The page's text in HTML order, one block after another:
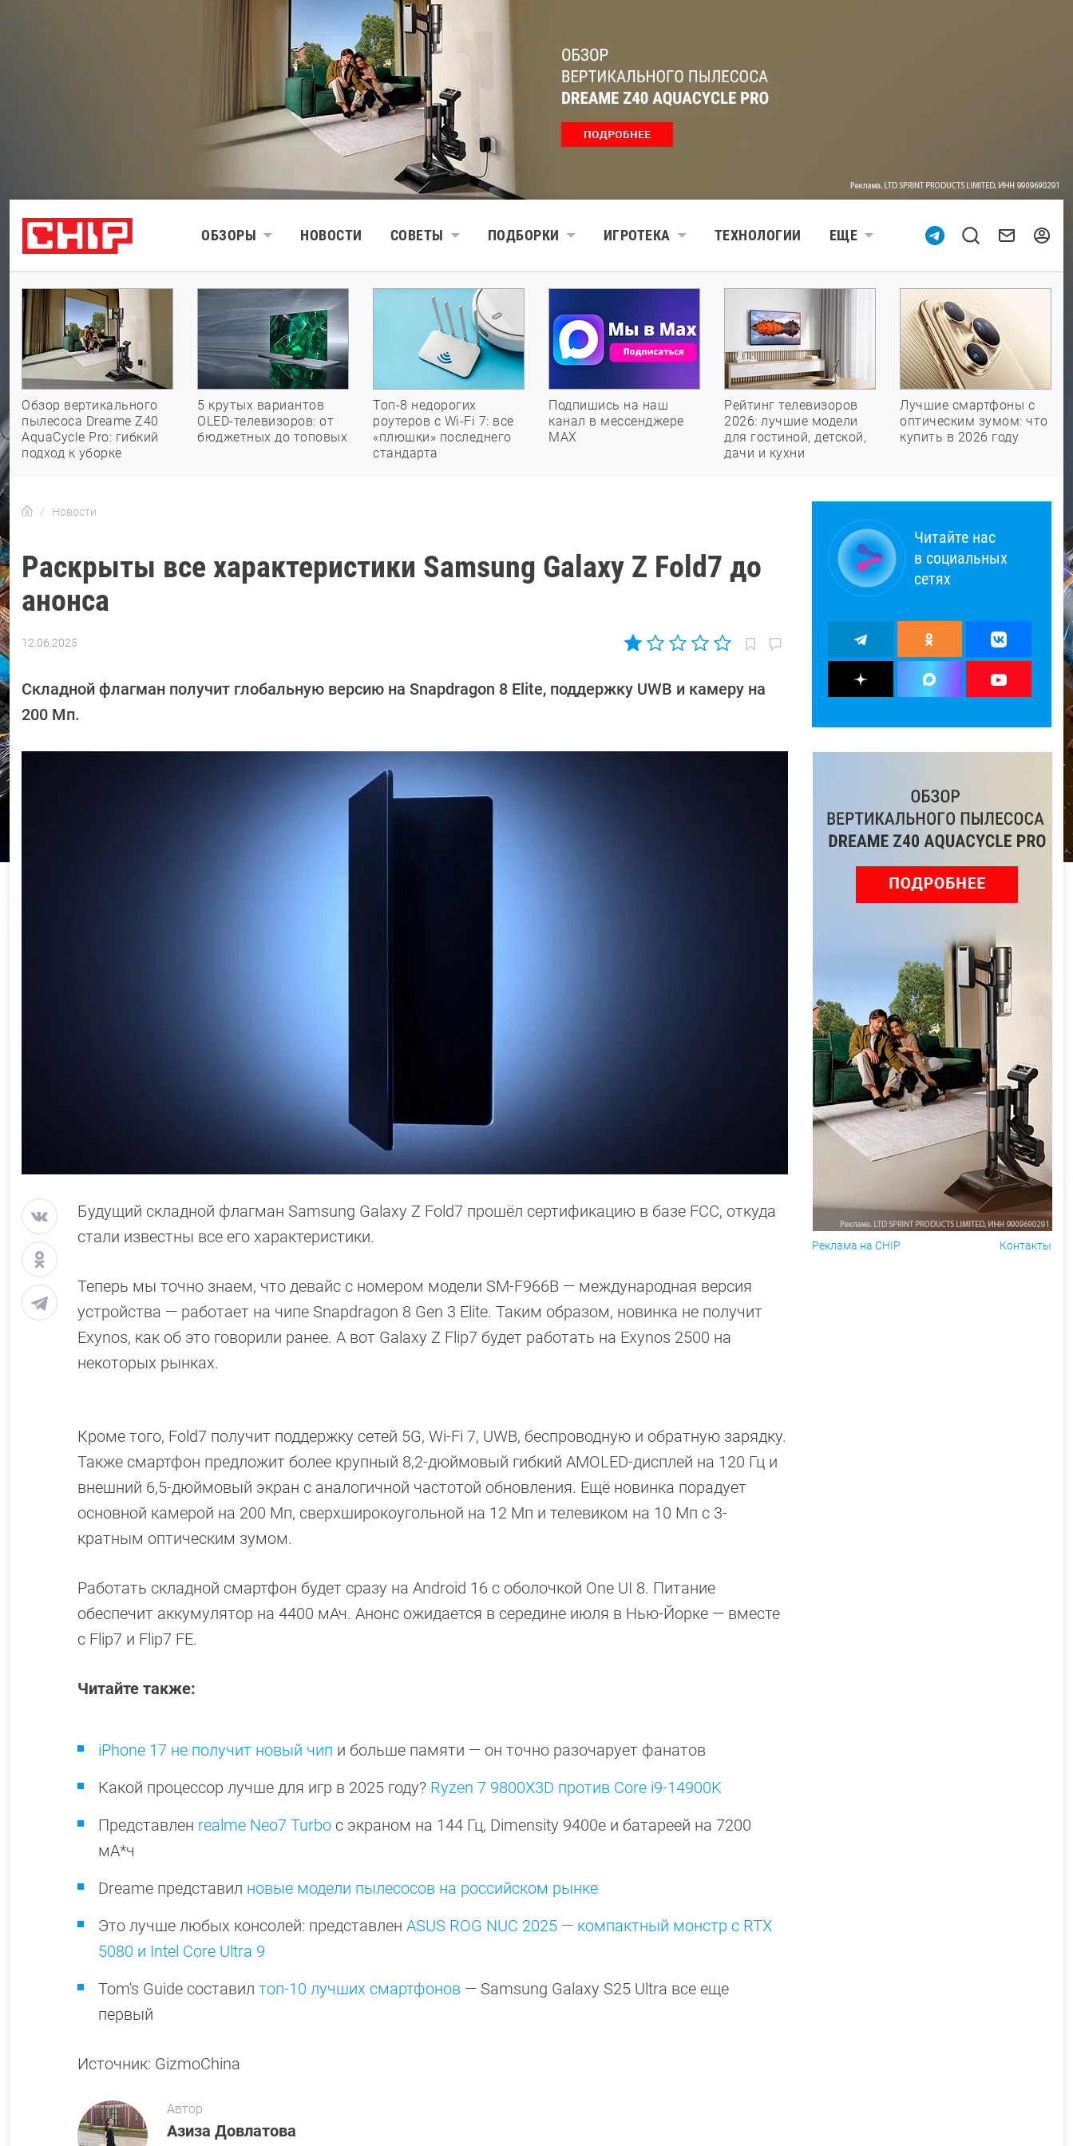
ОБЗОРЫ НОВОСТИ СОВЕТЫ ПОДБОРКИ ИГРОТЕКА ТЕХНОЛОГИИ ЕЩЕ
Обзор вертикального
пылесоса Dreame Z40
AquaCycle Pro: гибкий
подход к уборке
5 крутых вариантов
OLED-телевизоров: от
бюджетных до топовых
Топ-8 недорогих
роутеров с Wi-Fi 7: все
«плюшки» последнего
стандарта
Подпишись на наш
канал в мессенджере
МАХ
Рейтинг телевизоров
2026: лучшие модели
для гостиной, детской,
дачи и кухни
Лучшие смартфоны с
оптическим зумом: что
купить в 2026 году
Новости
Раскрыты все характеристики Samsung Galaxy Z Fold7 до
анонса
12.06.2025
Довлатова
Складной флагман получит глобальную версию на Snapdragon 8 Elite, поддержку UWB и камеру на
200 Мп.
Будущий складной флагман Samsung Galaxy Z Fold7 прошёл сертификацию в базе FCC, откуда
стали известны все его характеристики.
Теперь мы точно знаем, что девайс с номером модели SM-F966B — международная версия
устройства — работает на чипе Snapdragon 8 Gen 3 Elite. Таким образом, новинка не получит
Exynos, как об это говорили ранее. А вот Galaxy Z Flip7 будет работать на Exynos 2500 на
некоторых рынках.
Кроме того, Fold7 получит поддержку сетей 5G, Wi-Fi 7, UWB, беспроводную и обратную зарядку.
Также смартфон предложит более крупный 8,2-дюймовый гибкий AMOLED-дисплей на 120 Гц и
внешний 6,5-дюймовый экран с аналогичной частотой обновления. Ещё новинка порадует
основной камерой на 200 Мп, сверхширокоугольной на 12 Мп и телевиком на 10 Мп с 3-
кратным оптическим зумом.
Работать складной смартфон будет сразу на Android 16 с оболочкой One UI 8. Питание
обеспечит аккумулятор на 4400 мАч. Анонс ожидается в середине июля в Нью-Йорке — вместе
с Flip7 и Flip7 FE.
Читайте также:
iPhone 17 не получит новый чип и больше памяти — он точно разочарует фанатов
Какой процессор лучше для игр в 2025 году? Ryzen 7 9800X3D против Core i9-14900K
Представлен realme Neo7 Turbo с экраном на 144 Гц, Dimensity 9400e и батареей на 7200
мА*ч
Dreame представил новые модели пылесосов на российском рынке
Это лучше любых консолей: представлен ASUS ROG NUC 2025 — компактный монстр с RTX
5080 и Intel Core Ultra 9
Tom's Guide составил топ-10 лучших смартфонов — Samsung Galaxy S25 Ultra все еще
первый
Источник: GizmoChina
Автор
Азиза Довлатова
Читайте нас
в социальных
сетях
Реклама на CHIP Контакты